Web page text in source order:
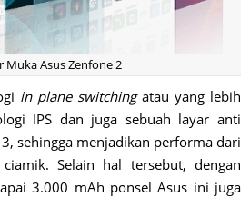
Muka Asus Zenfone 2
in plane switchingatau yang lebih
IPS dan juga sebuah layar anti
sehingga menjadikan performa dari
Selain hal tersebut, dengan
3.000 mAh ponsel Asus ini juga